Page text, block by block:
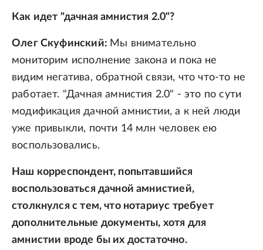
Как идет "дачная амнистия 2.0"?
Олег Скуфинский: Мы внимательно
мониторим исполнение закона и пока не
видим негатива, обратной связи, что что-то не
работает. "Дачная амнистия 2.0" - это по сути
модификация дачной амнистии, а к ней люди
уже привыкли, почти 14 млн человек ею
воспользовались.
Наш корреспондент, попытавшийся
воспользоваться дачной амнистией,
столкнулся с тем, что нотариус требует
дополнительные документы, хотя для
амнистии вроде бы их достаточно.